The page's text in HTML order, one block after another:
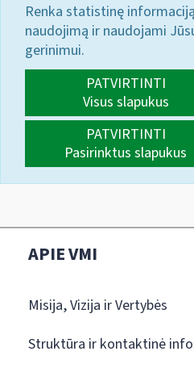
Renka statistinę
naudojimą ir naudojami
gerinimui.
PATVIRTINTI
Visus slapukus
PATVIRTINTI
Pasirinktus slapukus
APIE VMI
Misija, Vizija ir Vertybės
Struktūra ir kontaktinė